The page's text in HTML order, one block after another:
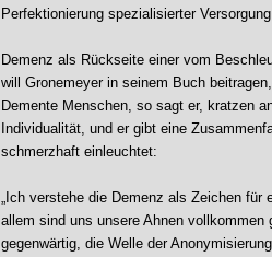
Perfektionierung spezialisierter
Demenz als Rückseite einer vom
will Gronemeyer in seinem Buch
Demente Menschen, so sagt er, kratzen
Individualität, und er gibt eine
schmerzhaft einleuchtet:
„Ich verstehe die Demenz als Zeichen für
allem sind uns unsere Ahnen
gegenwärtig, die Welle der